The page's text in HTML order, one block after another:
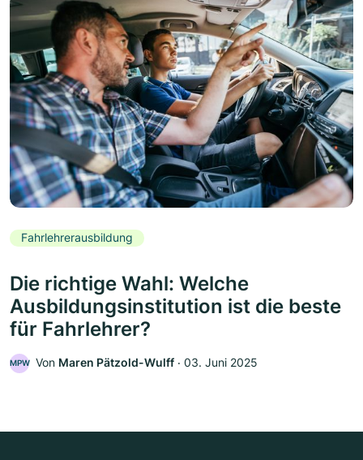
Fahrlehrerausbildung
Die richtige Wahl: Welche
Ausbildungsinstitution ist die beste
für Fahrlehrer?
MPW Von Maren Pätzold-Wulff ‧ 03. Juni 2025